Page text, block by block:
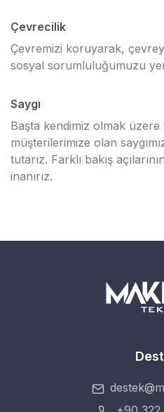
Çevrecilik
Çevremizi koruyarak,
sosyal sorumluluğumuzu
Saygı
Başta kendimiz olmak üzere
müşterilerimize olan
tutarız. Farklı bakış
inanırız.